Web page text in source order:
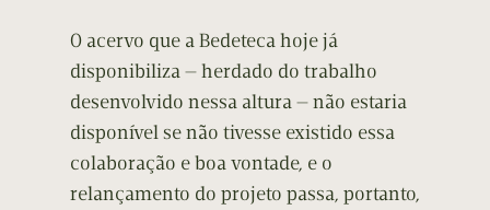
O acervo que a Bedeteca hoje já
disponibiliza — herdado do trabalho
desenvolvido nessa altura — não estaria
disponível se não tivesse existido essa
colaboração e boa vontade, e o
relançamento do projeto passa, portanto,